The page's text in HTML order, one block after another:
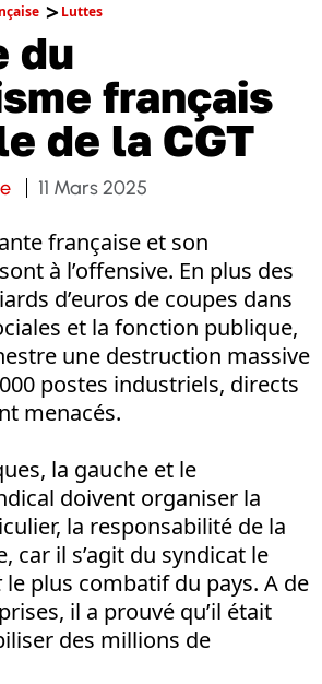
Luttes
du
français
de la CGT
11 Mars 2025
française et son
à l’offensive. En plus des
d’euros de coupes dans
et la fonction publique,
une destruction massive
postes industriels, directs
menacés.
la gauche et le
doivent organiser la
la responsabilité de la
car il s’agit du syndicat le
le plus combatif du pays. A de
il a prouvé qu’il était
des millions de